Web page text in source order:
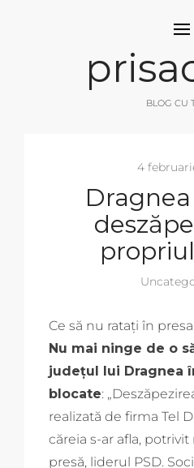
BLOG CU
4
Ce să nu ratați în
Nu mai ninge de o
județul lui Dragnea
blocate:
realizată de firma Tel
căreia s-ar afla,
presă, liderul PSD.